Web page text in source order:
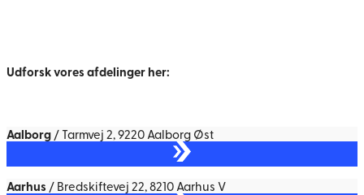
Udforsk vores afdelinger her:
Aalborg/ Tarmvej 2, 9220 Aalborg Øst
Aarhus / Bredskiftevej 22, 8210 Aarhus V